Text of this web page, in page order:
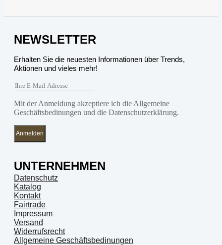
NEWSLETTER
Erhalten Sie die neuesten Informationen über Trends,
Aktionen und vieles mehr!
Mit der Anmeldung akzeptiere ich die Allgemeine
Geschäftsbedinungen und die Datenschutzerklärung.
Anmelden
UNTERNEHMEN
Datenschutz
Katalog
Kontakt
Fairtrade
Impressum
Versand
Widerrufsrecht
Allgemeine Geschäftsbedinungen